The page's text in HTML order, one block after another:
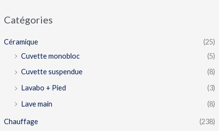
Catégories
Céramique
(25)
Cuvette monobloc
(5)
Cuvette suspendue
(8)
Lavabo + Pied
(3)
Lave main
(8)
Chauffage
(238)